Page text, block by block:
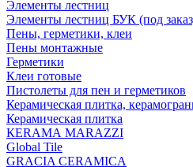
Элементы лестниц
Элементы лестниц БУК (под
Пены, герметики, клеи
Пены монтажные
Герметики
Клеи готовые
Пистолеты для пен и герметиков
Керамическая плитка,
Керамическая плитка
КЕRАМА MARAZZI
Global Tile
GRACIA CERAMICA